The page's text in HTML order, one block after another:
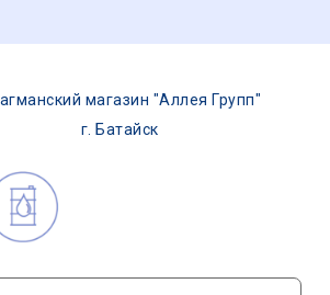
магазин "Аллея Групп"
г. Батайск